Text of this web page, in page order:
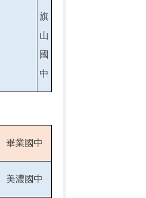
旗
山
國
中
畢業國中
美濃國中